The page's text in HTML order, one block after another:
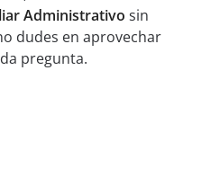
Administrativo sin
dudes en aprovechar
pregunta.